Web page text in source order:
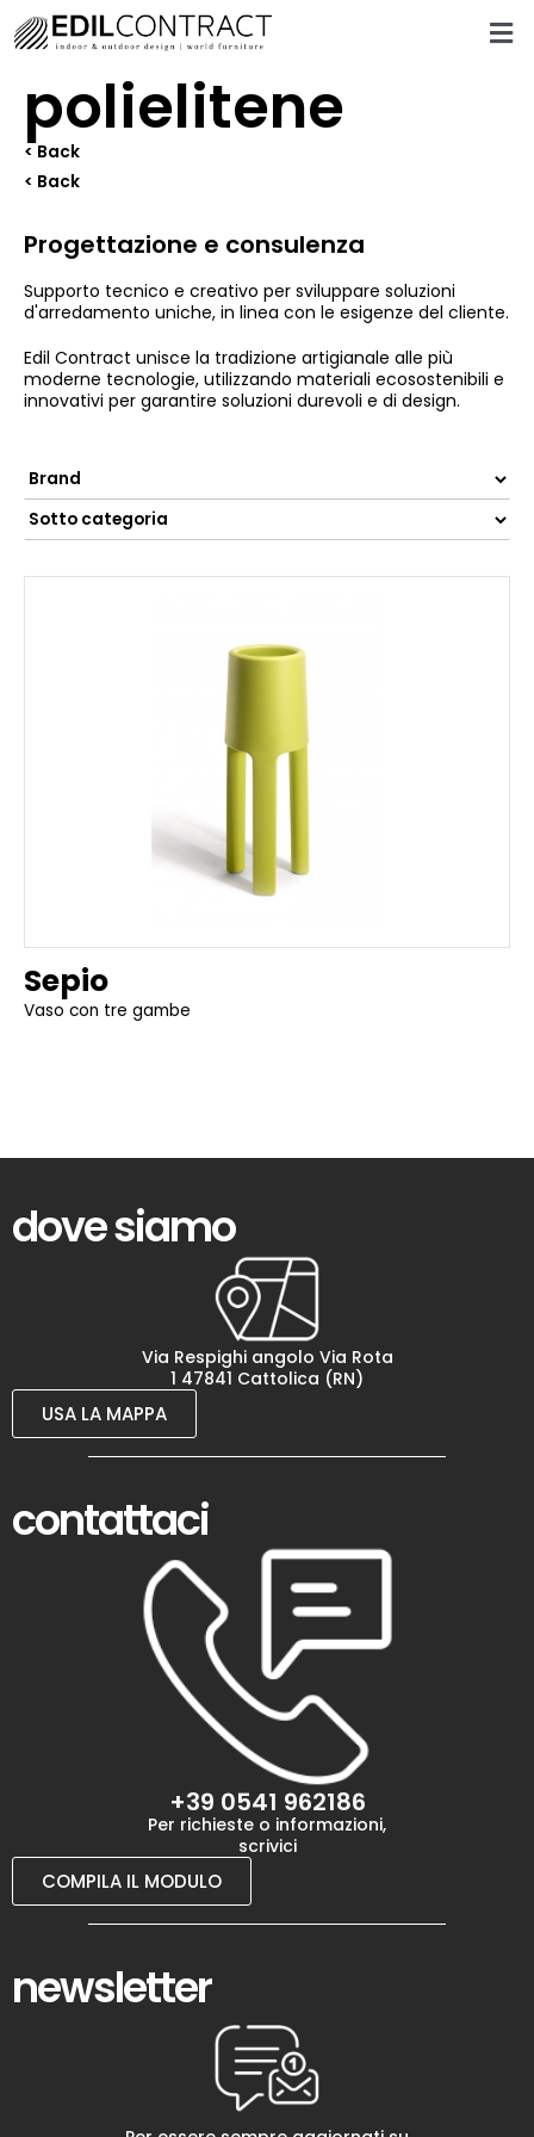
polielitene
< Back
< Back
Progettazione e consulenza
Supporto tecnico e creativo per sviluppare soluzioni
d'arredamento uniche, in linea con le esigenze del cliente.
Edil Contract unisce la tradizione artigianale alle più
moderne tecnologie, utilizzando materiali ecosostenibili e
innovativi per garantire soluzioni durevoli e di design.
Sepio
Vaso con tre gambe
dove siamo
Via Respighi angolo Via Rota
1 47841 Cattolica (RN)
USA LA MAPPA
contattaci
+39 0541 962186
Per richieste o informazioni,
scrivici
COMPILA IL MODULO
newsletter